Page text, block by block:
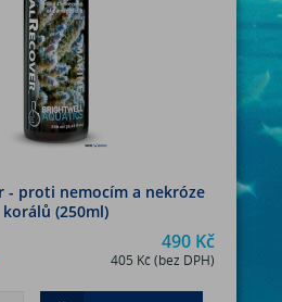
- proti nemocím a nekróze
korálů (250ml)
490 Kč
405 Kč (bez DPH)